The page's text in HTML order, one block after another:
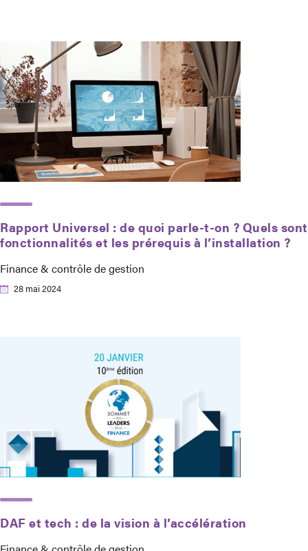
Rapport Universel : de quoi parle-t-on ? Quels
fonctionnalités et les prérequis à l’installation ?
Finance & contrôle de gestion
28 mai 2024
DAF et tech : de la vision à l’accélération